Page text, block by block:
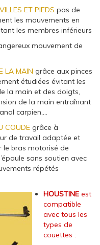
ET PIEDS pas de
les mouvements en
les membres inférieurs
mouvement de
LA MAIN grâce aux pinces
étudiées évitant les
la main et des doigts,
de la main entraînant
carpien,…
COUDE grâce à
de travail adaptée et
bras motorisé de
sans soutien avec
répétés
HOUSTINE est
compatible
avec tous les
types de
couettes :